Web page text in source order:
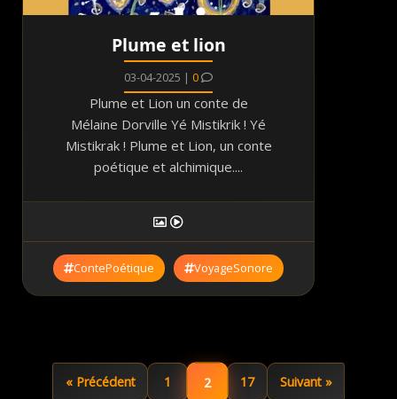
Plume et lion
03-04-2025 | 0
Plume et Lion un conte de
Mélaine Dorville Yé Mistikrik ! Yé
Mistikrak ! Plume et Lion, un conte
poétique et alchimique....
ContePoétique VoyageSonore
« Précédent 1 2 17 Suivant »